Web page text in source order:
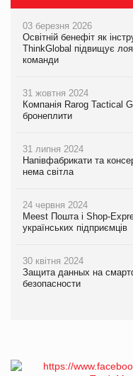
03 березня 2026
Освітній бенефіт як
ThinkGlobal підвищує
команди
31 жовтня 2024
Компанія Rarog Tactical
бронеплити
31 липня 2024
Напівфабрикати та
нема світла
24 червня 2024
Meest Пошта і Shop-
українських підприємців
30 квітня 2024
Защита данных на
безопасности